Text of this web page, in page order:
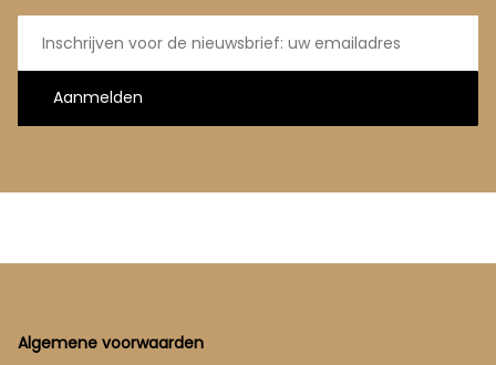
E-
mailadres
Aanmelden
Footer
Algemene voorwaarden